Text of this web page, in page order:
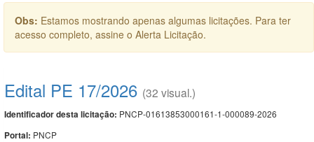
Obs: Estamos mostrando apenas algumas licitações. Para ter
acesso completo, assine o Alerta Licitação.
Edital PE 17/2026 (32 visual.)
Identificador desta licitação: PNCP-01613853000161-1-000089-2026
Portal: PNCP